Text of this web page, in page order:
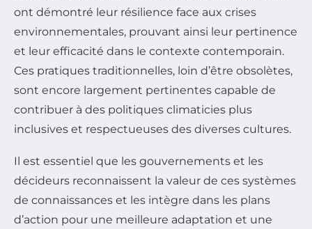
ont démontré leur résilience face aux crises
environnementales, prouvant ainsi leur pertinence
et leur efficacité dans le contexte contemporain.
Ces pratiques traditionnelles, loin d’être obsolètes,
sont encore largement pertinentes capable de
contribuer à des politiques climaticies plus
inclusives et respectueuses des diverses cultures.
Il est essentiel que les gouvernements et les
décideurs reconnaissent la valeur de ces systèmes
de connaissances et les intègre dans les plans
d’action pour une meilleure adaptation et une